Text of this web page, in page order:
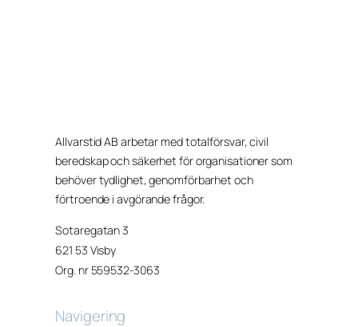
Allvarstid AB arbetar med totalförsvar, civil
beredskap och säkerhet för organisationer som
behöver tydlighet, genomförbarhet och
förtroende i avgörande frågor.
Sotaregatan 3
621 53 Visby
Org. nr 559532-3063
Navigering